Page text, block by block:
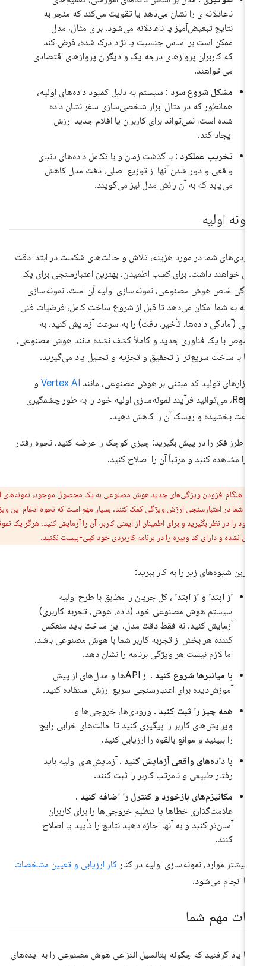
ناعادلانه‌ای را نشان می‌دهد یا تقویت می‌کند که منجر به
نتایج تبعیض‌آمیز یا ناعادلانه می‌شود. برای مثال، مدل
ممکن است بر اساس جنسیت یا نژاد درک شده، فرض کند
که کاربران پروازهای درجه یک و دیگران پروازهای اقتصادی
می‌خواهند.
مشکل شروع سرد: سیستم به دلیل کمبود داده‌های اولیه،
همانطور که در مثال ابزار شخصی‌سازی سفر نشان داده
شده است، نمی‌تواند برای کاربران یا اقلام جدید ارزش
ایجاد کند.
تخریب عملکرد: با گذشت زمان و با تکامل داده‌های دنیای
واقعی و دور شدن آنها از توزیع اصلی، دقت مدل کاهش
می‌یابد که به آن رانش مدل نیز می‌گویند.
اولیه
شما در مورد هزینه، تلاش و حالت‌های شکست در ابتدا دقت
خواهند داشت. برای کسب اطمینان، بهترین اعتبارسنجی برای یک
خاص هوش مصنوعی، نمونه‌سازی اولیه آن است. نمونه‌سازی
به شما امکان می‌دهد تا قبل از شروع ساخت کامل، فرضیات فنی
(آمادگی داده‌ها، تأخیر، دقت) را به سرعت آزمایش کنید. به
با یک فناوری جدید و کاملاً کشف نشده مانند هوش مصنوعی،
با ساخت سریع‌تر از تحقیق و تجزیه و تحلیل یاد می‌گیرید.
ابزارهای تولید کد مبتنی بر هوش مصنوعی، مانندVertex AIو
Replit، می‌توانید فرآیند نمونه‌سازی اولیه خود را به طور چشمگیری
بخشیده و ریسک آن را کاهش دهید.
طرز فکر را در پیش بگیرید: چیزی کوچک را عرضه کنید، نحوه رفتار
را مشاهده کنید و مرتباً آن را اصلاح کنید.
هنگام افزودن ویژگی‌های جدید هوش مصنوعی به یک محصول موجود، نمونه‌های اولیه
به شما در اعتبارسنجی ارزش ویژگی کمک کنند. بسیار مهم است که نحوه ادغام این ویژگی
را در نظر بگیرید و برای اطمینان از ایمنی کاربر، آن را آزمایش کنید. هرگز یک نمونه
نشده و دارای کد ویبره را در برنامه کاربردی خود کپی-پیست نکنید.
شیوه‌های زیر را به کار ببرید:
از ابتدا و از ابتدا، کل جریان را مطابق با طرح اولیه
سیستم هوش مصنوعی خود (داده، هوش، تجربه کاربری)
آزمایش کنید، نه فقط دقت مدل. این ساخت باید منعکس
کننده هر بخش از تجربه کاربر شما با هوش مصنوعی باشد،
اما لازم نیست هر ویژگی برنامه را نشان دهد.
با میانبرها شروع کنید
. از APIها و مدل‌های از پیش
آموزش‌دیده برای اعتبارسنجی سریع ارزش استفاده کنید.
همه چیز را ثبت کنید. ورودی‌ها، خروجی‌ها و
ویرایش‌های کاربر را پیگیری کنید تا حالت‌های خرابی رایج
را ببینید و موانع بالقوه را ارزیابی کنید.
با داده‌های واقعی آزمایش کنید. آزمایش‌های اولیه باید
رفتار طبیعی و نامرتب کاربر را ثبت کنند.
مکانیزم‌های بازخورد و کنترل را اضافه کنید.
علامت‌گذاری خطاها یا تنظیم خروجی‌ها را برای کاربران
آسان‌تر کنید و به آنها اجازه دهید نتایج را تأیید یا اصلاح
کنند.
بیشتر موارد، نمونه‌سازی اولیه در کنارکار ارزیابی و تعیین مشخصات
انجام می‌شود.
مهم شما
یاد گرفتید که چگونه پتانسیل انتزاعی هوش مصنوعی را به ایده‌های